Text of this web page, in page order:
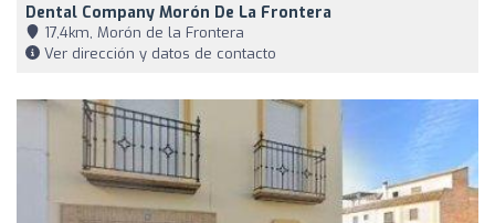
Dental Company Morón De La Frontera
17,4km, Morón de la Frontera
Ver dirección y datos de contacto